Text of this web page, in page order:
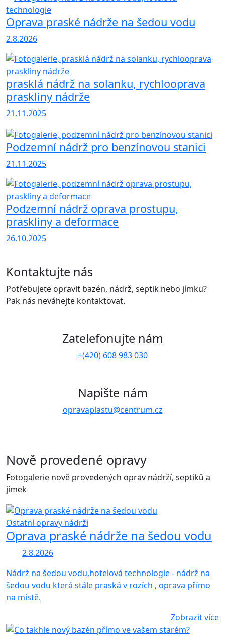
Oprava praské nádrže na šedou vodu
2.8.2026
prasklá nádrž na solanku, rychlooprava
praskliny nádrže
21.11.2025
Podzemní nádrž pro benzínovou stanici
21.11.2025
Podzemní nádrž oprava prostupu,
praskliny a deformace
26.10.2025
Kontaktujte nás
Potřebujete opravit bazén, nádrž, septik nebo jímku?
Pak nás neváhejte kontaktovat.
Zatelefonujte nám
+(420) 608 983 030
Napište nám
opravaplastu@centrum.cz
Nově provedené opravy
Fotogalerie nově provedených oprav nádrží, septiků a
jímek
Ostatní opravy nádrží
Oprava praské nádrže na šedou vodu
2.8.2026
Nádrž na šedou vodu,hotelová technologie - nádrž na
šedou vodu která stále praská v rozích , oprava přímo
na místě.
Zobrazit více